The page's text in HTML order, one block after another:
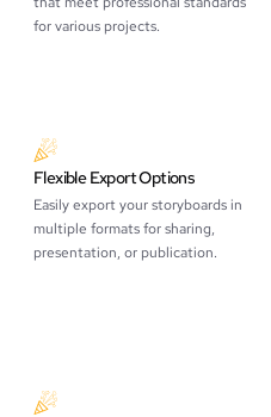
for various projects.
Flexible Export Options
Easily export your storyboards in
multiple formats for sharing,
presentation, or publication.